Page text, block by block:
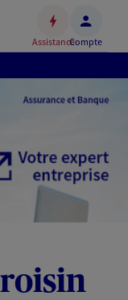
AssistanceCompte